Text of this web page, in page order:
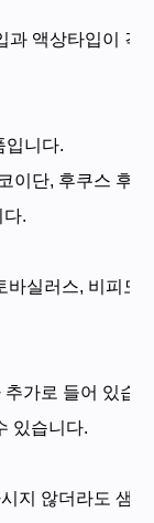
액상타입이
입니다.
이단, 후쿠스 후
.
실러스, 비피도
가로 들어 있습
있습니다.
지 않더라도 샘